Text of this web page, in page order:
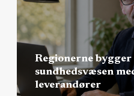
Regionerne bygger
sundhedsvæsen
leverandører